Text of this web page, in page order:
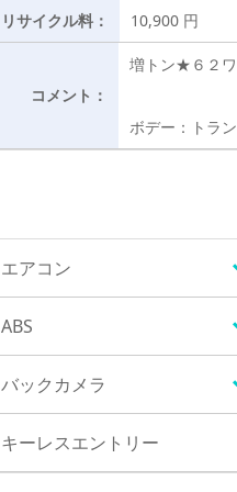
リサイクル料： 10,900 円
コメント：
増トン★６２ワ
ボデー：トラ
エアコン
ABS
バックカメラ
キーレスエントリー